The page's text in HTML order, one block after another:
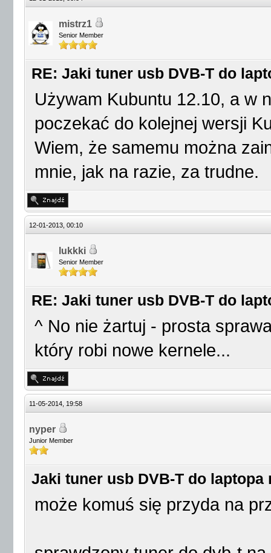
mistrz1
Senior Member
RE: Jaki tuner usb DVB-T do
Używam Kubuntu 12.10, a w
poczekać do kolejnej wersji
Wiem, że samemu można
mnie, jak na razie, za trudne.
12-01-2013, 00:10
lukkki
Senior Member
RE: Jaki tuner usb DVB-T do
^ No nie żartuj - prosta
który robi nowe kernele...
11-05-2014, 19:58
nyper
Junior Member
Jaki tuner usb DVB-T do laptopa
może komuś się przyda na